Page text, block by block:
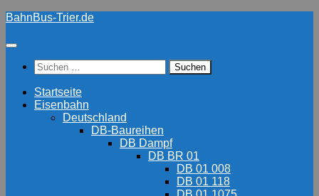
Zum
springen
BahnBus-Trier.de
Suchen
nach:
Startseite
Eisenbahn
Deutschland
DB-Baureihen
DB Dampf
DB BR 01
DB 01 008
DB 01 118